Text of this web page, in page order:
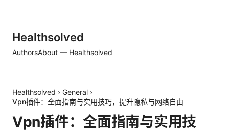
Healthsolved
AuthorsAbout — Healthsolved
Healthsolved › General ›
Vpn插件：全面指南与实用技巧，提升隐私与网络自由
Vpn插件：全面指南与实用技